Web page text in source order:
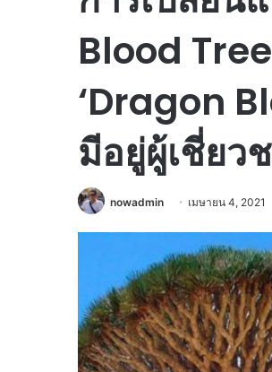
Blood
‘Dragon
มีอยู่ผู้เชี่ยว
nowadmin เมษายน 4, 2021